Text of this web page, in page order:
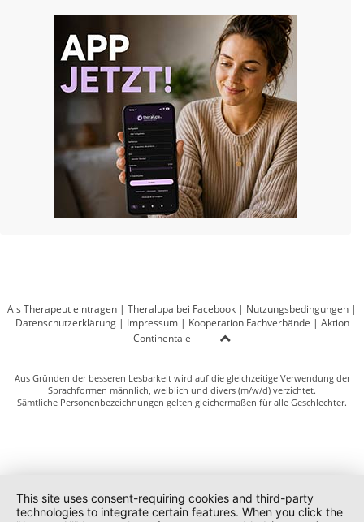
Als Therapeut eintragen | Theralupa bei Facebook | Nutzungsbedingungen |
Datenschutzerklärung| Impressum| Kooperation Fachverbände | Aktion
Continentale
Aus Gründen der besseren Lesbarkeit wird auf die gleichzeitige Verwendung der
Sprachformen männlich, weiblich und divers (m/w/d) verzichtet.
Sämtliche Personenbezeichnungen gelten gleichermaßen für alle Geschlechter.
This site uses consent-requiring cookies and third-party
technologies to integrate certain features. When you click the